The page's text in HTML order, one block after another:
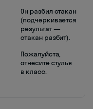
Он разбил стакан
(подчеркивается
результат —
стакан разбит).
Пожалуйста,
отнесите стулья
в класс.